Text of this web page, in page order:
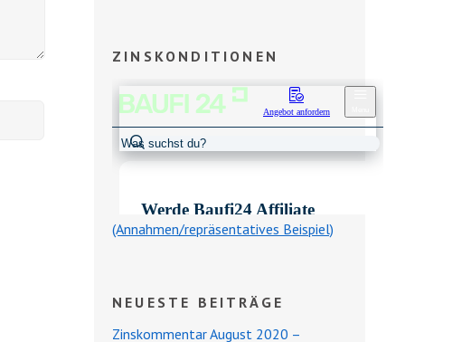
ZINSKONDITIONEN
(Annahmen/repräsentatives Beispiel)
NEUESTE BEITRÄGE
Zinskommentar August 2020 –